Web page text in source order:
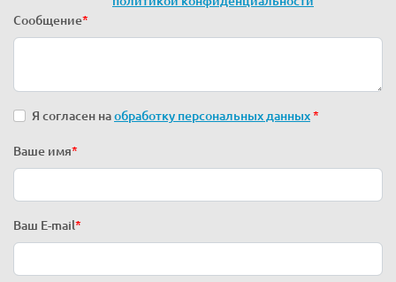
Сообщение*
Я согласен наобработку персональных данных*
Ваше имя*
Ваш E-mail*